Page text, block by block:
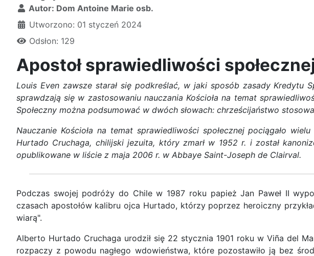
Autor: Dom Antoine Marie osb.
Utworzono: 01 styczeń 2024
Odsłon: 129
Apostoł sprawiedliwości
Louis Even zawsze starał się podkreślać, w jaki sposób zasady Kredytu
sprawdzają się w zastosowaniu nauczania Kościoła na temat
Społeczny można podsumować w dwóch słowach: chrześcijaństwo
Nauczanie Kościoła na temat sprawiedliwości społecznej pociągało
Hurtado Cruchaga, chilijski jezuita, który zmarł w 1952 r. i został
opublikowane w liście z maja 2006 r. w Abbaye Saint-Joseph de Clairval.
Podczas swojej podróży do Chile w 1987 roku papież Jan Paweł II
czasach apostołów kalibru ojca Hurtado, którzy poprzez heroiczny
wiarą".
Alberto Hurtado Cruchaga urodził się 22 stycznia 1901 roku w Viña del
rozpaczy z powodu nagłego wdowieństwa, które pozostawiło ją bez